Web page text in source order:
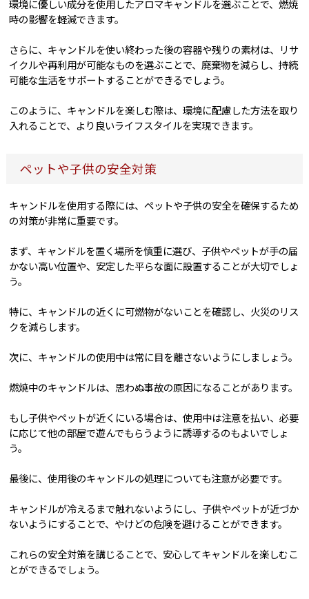
環境に優しい成分を使用したアロマキャンドルを選ぶことで、燃焼
時の影響を軽減できます。
さらに、キャンドルを使い終わった後の容器や残りの素材は、リサ
イクルや再利用が可能なものを選ぶことで、廃棄物を減らし、持続
可能な生活をサポートすることができるでしょう。
このように、キャンドルを楽しむ際は、環境に配慮した方法を取り
入れることで、より良いライフスタイルを実現できます。
ペットや子供の安全対策
キャンドルを使用する際には、ペットや子供の安全を確保するため
の対策が非常に重要です。
まず、キャンドルを置く場所を慎重に選び、子供やペットが手の届
かない高い位置や、安定した平らな面に設置することが大切でしょ
う。
特に、キャンドルの近くに可燃物がないことを確認し、火災のリス
クを減らします。
次に、キャンドルの使用中は常に目を離さないようにしましょう。
燃焼中のキャンドルは、思わぬ事故の原因になることがあります。
もし子供やペットが近くにいる場合は、使用中は注意を払い、必要
に応じて他の部屋で遊んでもらうように誘導するのもよいでしょ
う。
最後に、使用後のキャンドルの処理についても注意が必要です。
キャンドルが冷えるまで触れないようにし、子供やペットが近づか
ないようにすることで、やけどの危険を避けることができます。
これらの安全対策を講じることで、安心してキャンドルを楽しむこ
とができるでしょう。